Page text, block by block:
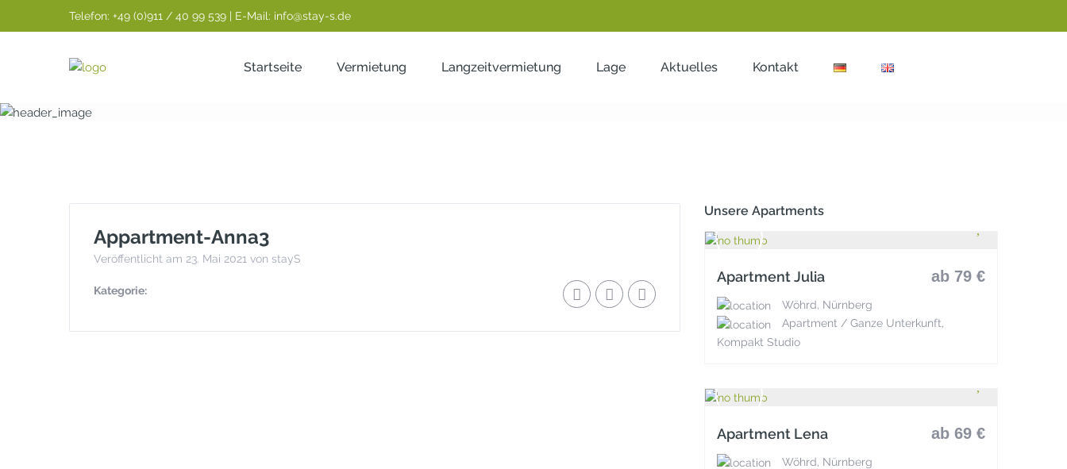
Telefon: +49 (0)911 / 40 99 539 | E-Mail: info@stay-s.de
Startseite Vermietung Langzeitvermietung Lage Aktuelles Kontakt
Appartment-Anna3
Veröffentlicht am 23. Mai 2021 von stayS
Kategorie:
Unsere Apartments
ab 79 €
Apartment Julia
Wöhrd, Nürnberg
Apartment / Ganze Unterkunft,
Kompakt Studio
ab 69 €
Apartment Lena
Wöhrd, Nürnberg